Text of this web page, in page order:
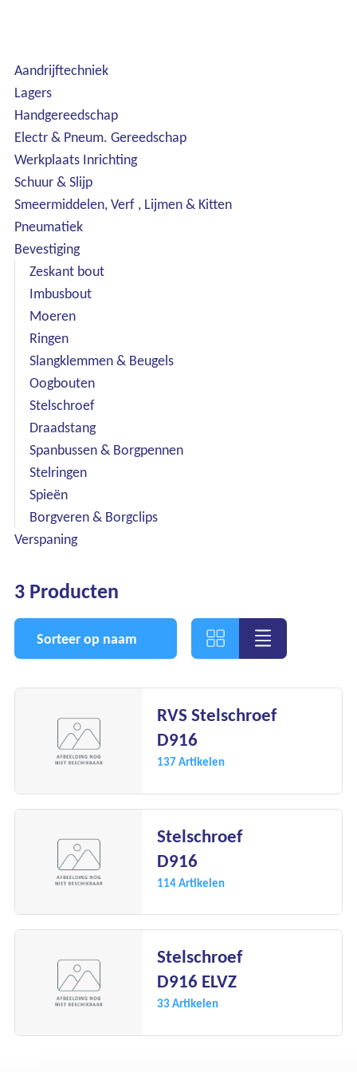
Ons assortiment
Onze merken
Onze diensten
Over Kalkhuis
Contact
Aandrijftechniek
Lagers
Handgereedschap
Electr & Pneum. Gereedschap
Werkplaats Inrichting
Schuur & Slijp
Smeermiddelen, Verf , Lijmen & Kitten
Pneumatiek
Bevestiging
Zeskant bout
Imbusbout
Moeren
Ringen
Slangklemmen & Beugels
Oogbouten
Stelschroef
Draadstang
Spanbussen & Borgpennen
Stelringen
Spieën
Borgveren & Borgclips
Verspaning
3 Producten
Sorteer op naam
RVS Stelschroef
D916
137 Artikelen
Stelschroef
D916
114 Artikelen
Stelschroef
D916 ELVZ
33 Artikelen